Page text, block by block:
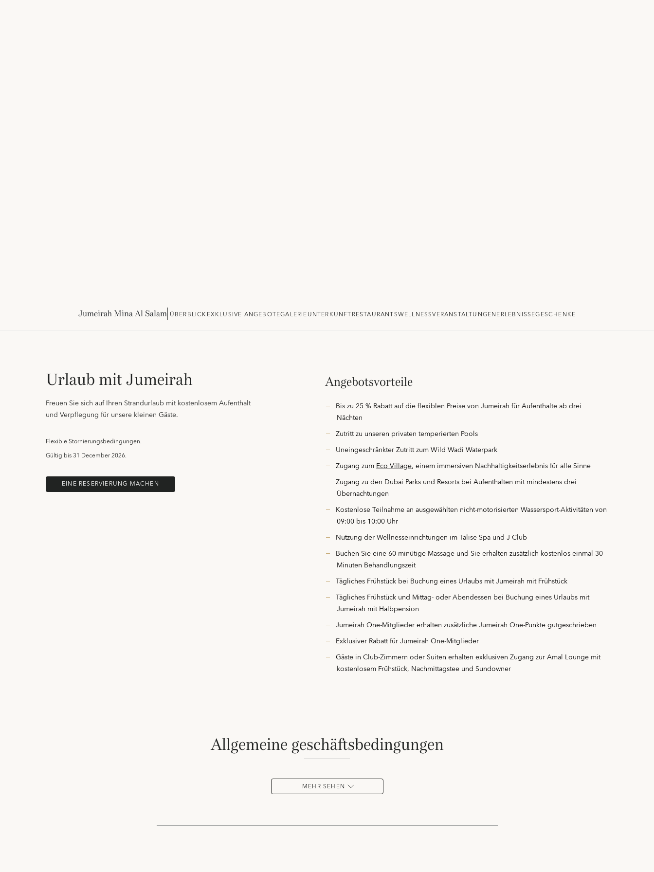
Jumeirah Mina Al Salam ÜBERBLICKEXKLUSIVE ANGEBOTEGALERIEUNTERKUNFTRESTAURANTSWELLNESSVERANSTALTUNGENERLEBNISSEGESCHENKE
Urlaub mit Jumeirah
Freuen Sie sich auf Ihren Strandurlaub mit kostenlosem Aufenthalt
und Verpflegung für unsere kleinen Gäste.
Flexible Stornierungsbedingungen.
Gültig bis31 December 2026.
EINE RESERVIERUNG MACHEN
Angebotsvorteile
Bis zu 25 % Rabatt auf die flexiblen Preise von Jumeirah für Aufenthalte ab drei
Nächten
Zutritt zu unseren privaten temperierten Pools
Uneingeschränkter Zutritt zum Wild Wadi Waterpark
Zugang zumEco Village, einem immersiven Nachhaltigkeitserlebnis für alle Sinne
Zugang zu den Dubai Parks und Resorts bei Aufenthalten mit mindestens drei
Übernachtungen
Kostenlose Teilnahme an ausgewählten nicht-motorisierten Wassersport-Aktivitäten von
09:00 bis 10:00 Uhr
Nutzung der Wellnesseinrichtungen im Talise Spa und J Club
Buchen Sie eine 60-minütige Massage und Sie erhalten zusätzlich kostenlos einmal 30
Minuten Behandlungszeit
Tägliches Frühstück bei Buchung eines Urlaubs mit Jumeirah mit Frühstück
Tägliches Frühstück und Mittag- oder Abendessen bei Buchung eines Urlaubs mit
Jumeirah mit Halbpension
Jumeirah One-Mitglieder erhalten zusätzliche Jumeirah One-Punkte gutgeschrieben
Exklusiver Rabatt für Jumeirah One-Mitglieder
Gäste in Club-Zimmern oder Suiten erhalten exklusiven Zugang zur Amal Lounge mit
kostenlosem Frühstück, Nachmittagstee und Sundowner
allgemeine geschäftsbedingungen
MEHR SEHEN